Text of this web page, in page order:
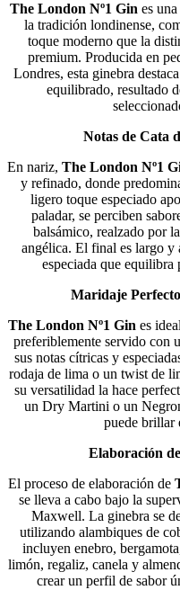
The London Nº1 Gin es
la tradición londinense,
toque moderno que la
premium. Producida en
Londres, esta ginebra
equilibrado, resultado
Notas de Cata
En nariz, The London Nº1
y refinado, donde
ligero toque especiado
paladar, se perciben
balsámico, realzado por
angélica. El final es largo y
especiada que equilibra
Maridaje
The London Nº1 Gin es
preferiblemente servido con
sus notas cítricas y
rodaja de lima o un twist de
su versatilidad la hace
un Dry Martini o un
puede brillar
Elaboración
El proceso de elaboración de
se lleva a cabo bajo la
Maxwell. La ginebra se
utilizando alambiques de
incluyen enebro,
limón, regaliz, canela y
crear un perfil de sabor